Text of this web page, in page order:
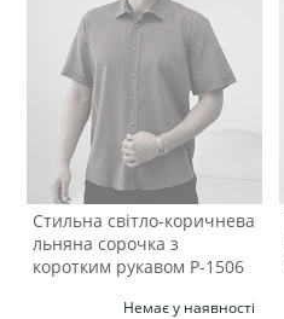
Стильна світло-коричнева
льняна сорочка з
коротким рукавом Р-1506
Немає у наявності